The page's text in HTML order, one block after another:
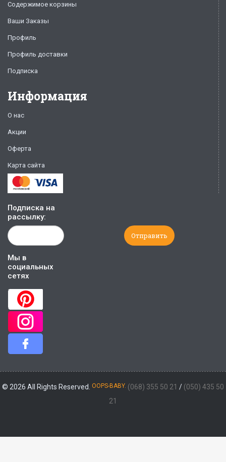
Содержимое корзины
Ваши Заказы
Профиль
Профиль доставки
Подписка
Информация
О нас
Акции
Оферта
Карта сайта
Подписка на
рассылку:
Мы в
социальных
сетях
© 2026 All Rights Reserved. OOPS-BABY. (068) 355 50 21 / (050) 435 50
21